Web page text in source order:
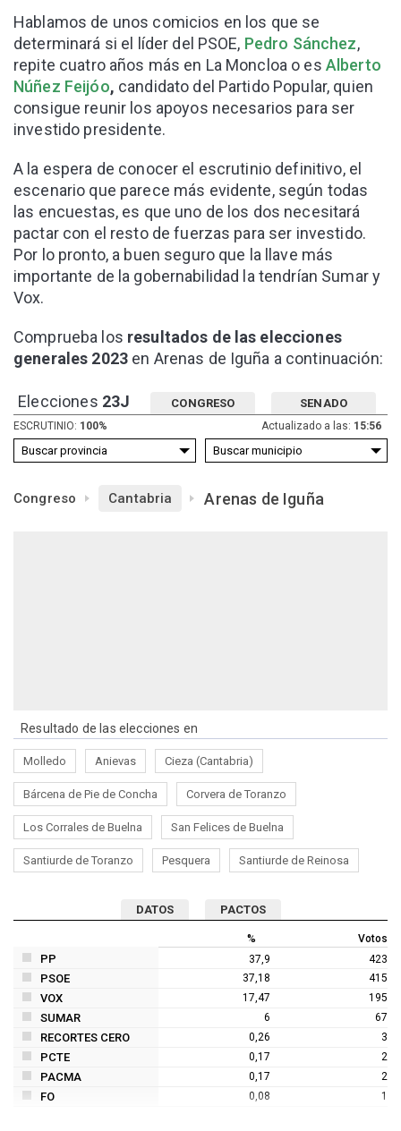
Hablamos de unos comicios en los que se
determinará si el líder del PSOE, Pedro Sánchez,
repite cuatro años más en La Moncloa o es Alberto
Núñez Feijóo, candidato del Partido Popular, quien
consigue reunir los apoyos necesarios para ser
investido presidente.
A la espera de conocer el escrutinio definitivo, el
escenario que parece más evidente, según todas
las encuestas, es que uno de los dos necesitará
pactar con el resto de fuerzas para ser investido.
Por lo pronto, a buen seguro que la llave más
importante de la gobernabilidad la tendrían Sumar y
Vox.
Comprueba los resultados de las elecciones
generales 2023 en Arenas de Iguña a continuación:
Elecciones 23J CONGRESO SENADO
ESCRUTINIO: 100% Actualizado a las: 15:56
Congreso Cantabria Arenas de Iguña
Resultado de las elecciones en
Molledo Anievas Cieza (Cantabria)
Bárcena de Pie de Concha Corvera de Toranzo
Los Corrales de Buelna San Felices de Buelna
Santiurde de Toranzo Pesquera Santiurde de Reinosa
DATOS PACTOS
% Votos
PP 37,9 423
PSOE 37,18 415
VOX 17,47 195
SUMAR 6 67
RECORTES CERO 0,26 3
PCTE 0,17 2
PACMA 0,17 2
FO 0,08 1